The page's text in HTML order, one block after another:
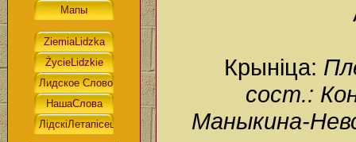
Крыніца:
сост.:
Маныкина-